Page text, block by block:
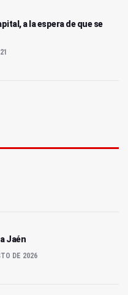
a la espera de que se
Jaén
DE 2026